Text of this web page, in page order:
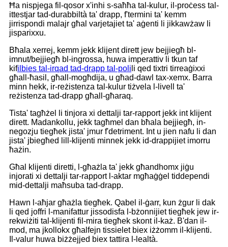
Ħa nispjega fil-qosor x'inhi s-saħħa tal-kulur, il-proċess tal-
ittestjar tad-durabbiltà ta' drapp, f'termini ta' kemm
jirrispondi malajr għal varjetajiet ta' aġenti li jikkawżaw li
jisparixxu.
Bħala xerrej, kemm jekk klijent dirett jew bejjiegħ bl-
imnut/bejjiegħ bl-ingrossa, huwa imperattiv li tkun taf
kifilbies tal-irqad tad-drapp tal-poli li qed tixtri tirreaġixxi
għall-ħasil, għall-mogħdija, u għad-dawl tax-xemx. Barra
minn hekk, ir-reżistenza tal-kulur tiżvela l-livell ta'
reżistenza tad-drapp għall-għaraq.
Tista' tagħżel li tinjora xi dettalji tar-rapport jekk int klijent
dirett. Madankollu, jekk tagħmel dan bħala bejjiegħ, in-
negozju tiegħek jista' jmur f'detriment. Int u jien nafu li dan
jista' jbiegħed lill-klijenti minnek jekk id-drappijiet imorru
ħażin.
Għal klijenti diretti, l-għażla ta' jekk għandhomx jiġu
injorati xi dettalji tar-rapport l-aktar mgħaġġel tiddependi
mid-dettalji maħsuba tad-drapp.
Hawn l-aħjar għażla tiegħek. Qabel il-ġarr, kun żgur li dak
li qed joffri l-manifattur jissodisfa l-bżonnijiet tiegħek jew ir-
rekwiżiti tal-klijenti fil-mira tiegħek skont il-każ. B'dan il-
mod, ma jkollokx għalfejn tissielet biex iżżomm il-klijenti.
Il-valur huwa biżżejjed biex tattira l-lealtà.